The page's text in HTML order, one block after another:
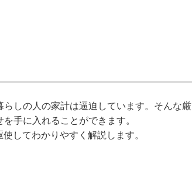
しの人の家計は逼迫しています。そんな
手に入れることができます。
してわかりやすく解説します。